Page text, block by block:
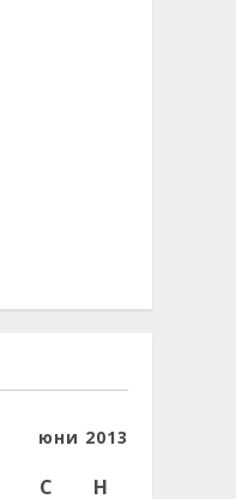
юни 2013
С
Н